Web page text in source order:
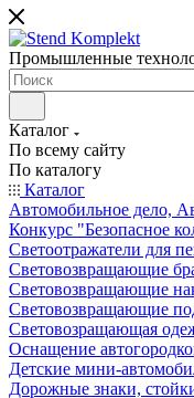
Промышленные
Каталог
По всему сайту
По каталогу
Каталог
Автомобильное дело,
Конкурс "Безопасное
Светоотражатели для
Световозвращающие
Световозвращающие
Световозвращающие
Световозращающая
Оснащение
Детские мини-
Дорожные знаки,